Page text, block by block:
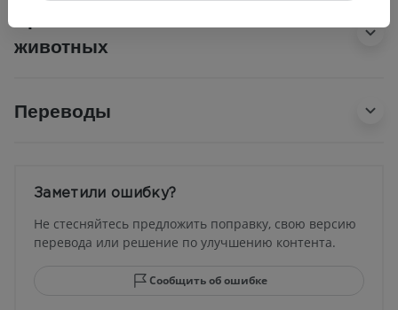
животных
Переводы
Заметили ошибку?
Не стесняйтесь предложить поправку, свою версию
перевода или решение по улучшению контента.
Сообщить об ошибке